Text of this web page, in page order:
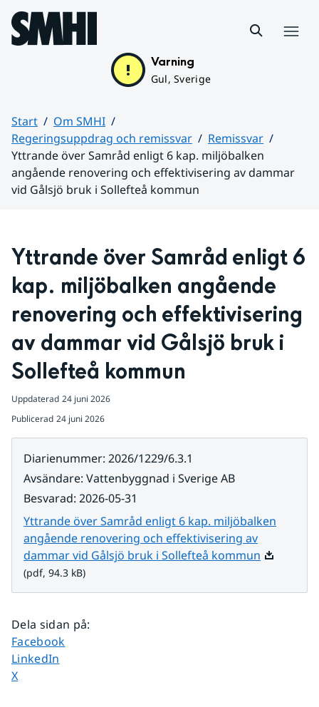
Hoppa till sidans innehåll
Varning
Gul, Sverige
Start
Om SMHI
Regeringsuppdrag och remissvar
Remissvar
Yttrande över Samråd enligt 6 kap. miljöbalken
angående renovering och effektivisering av dammar
vid Gålsjö bruk i Sollefteå kommun
Yttrande över Samråd enligt 6
kap. miljöbalken angående
renovering och effektivisering
av dammar vid Gålsjö bruk i
Sollefteå kommun
Uppdaterad 24 juni 2026
Publicerad 24 juni 2026
Diarienummer: 2026/1229/6.3.1
Avsändare: Vattenbyggnad i Sverige AB
Besvarad: 2026-05-31
Yttrande över Samråd enligt 6 kap. miljöbalken
angående renovering och effektivisering av
dammar vid Gålsjö bruk i Sollefteå kommun Pdf, 94.3
(pdf, 94.3 kB)
Dela sidan på:
Dela sidan på
Facebook
Dela sidan på
LinkedIn
Dela sidan på
X